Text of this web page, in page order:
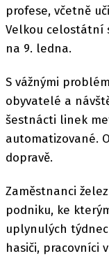
profese, včetně
Velkou celostátní
na 9. ledna.
S vážnými
obyvatelé a
šestnácti linek
automatizované.
dopravě.
Zaměstnanci
podniku, ke
uplynulých
hasiči, pracovníci